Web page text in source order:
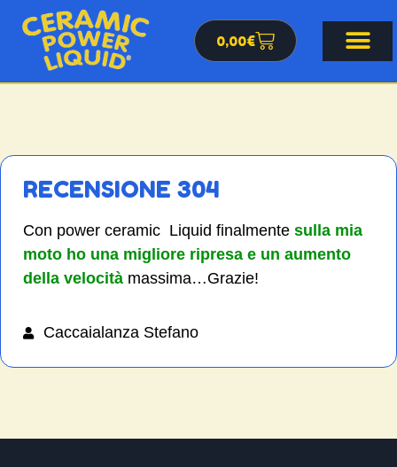
0,00€
RECENSIONE 304
Con power ceramic Liquid finalmente sulla mia
moto ho una migliore ripresa e un aumento
della velocità massima…Grazie!
Caccaialanza Stefano